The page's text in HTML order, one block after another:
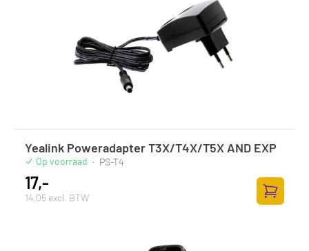
Yealink Poweradapter T3X/T4X/T5X AND EXP
Op voorraad · PS-T4
17,-
14,05 excl. BTW